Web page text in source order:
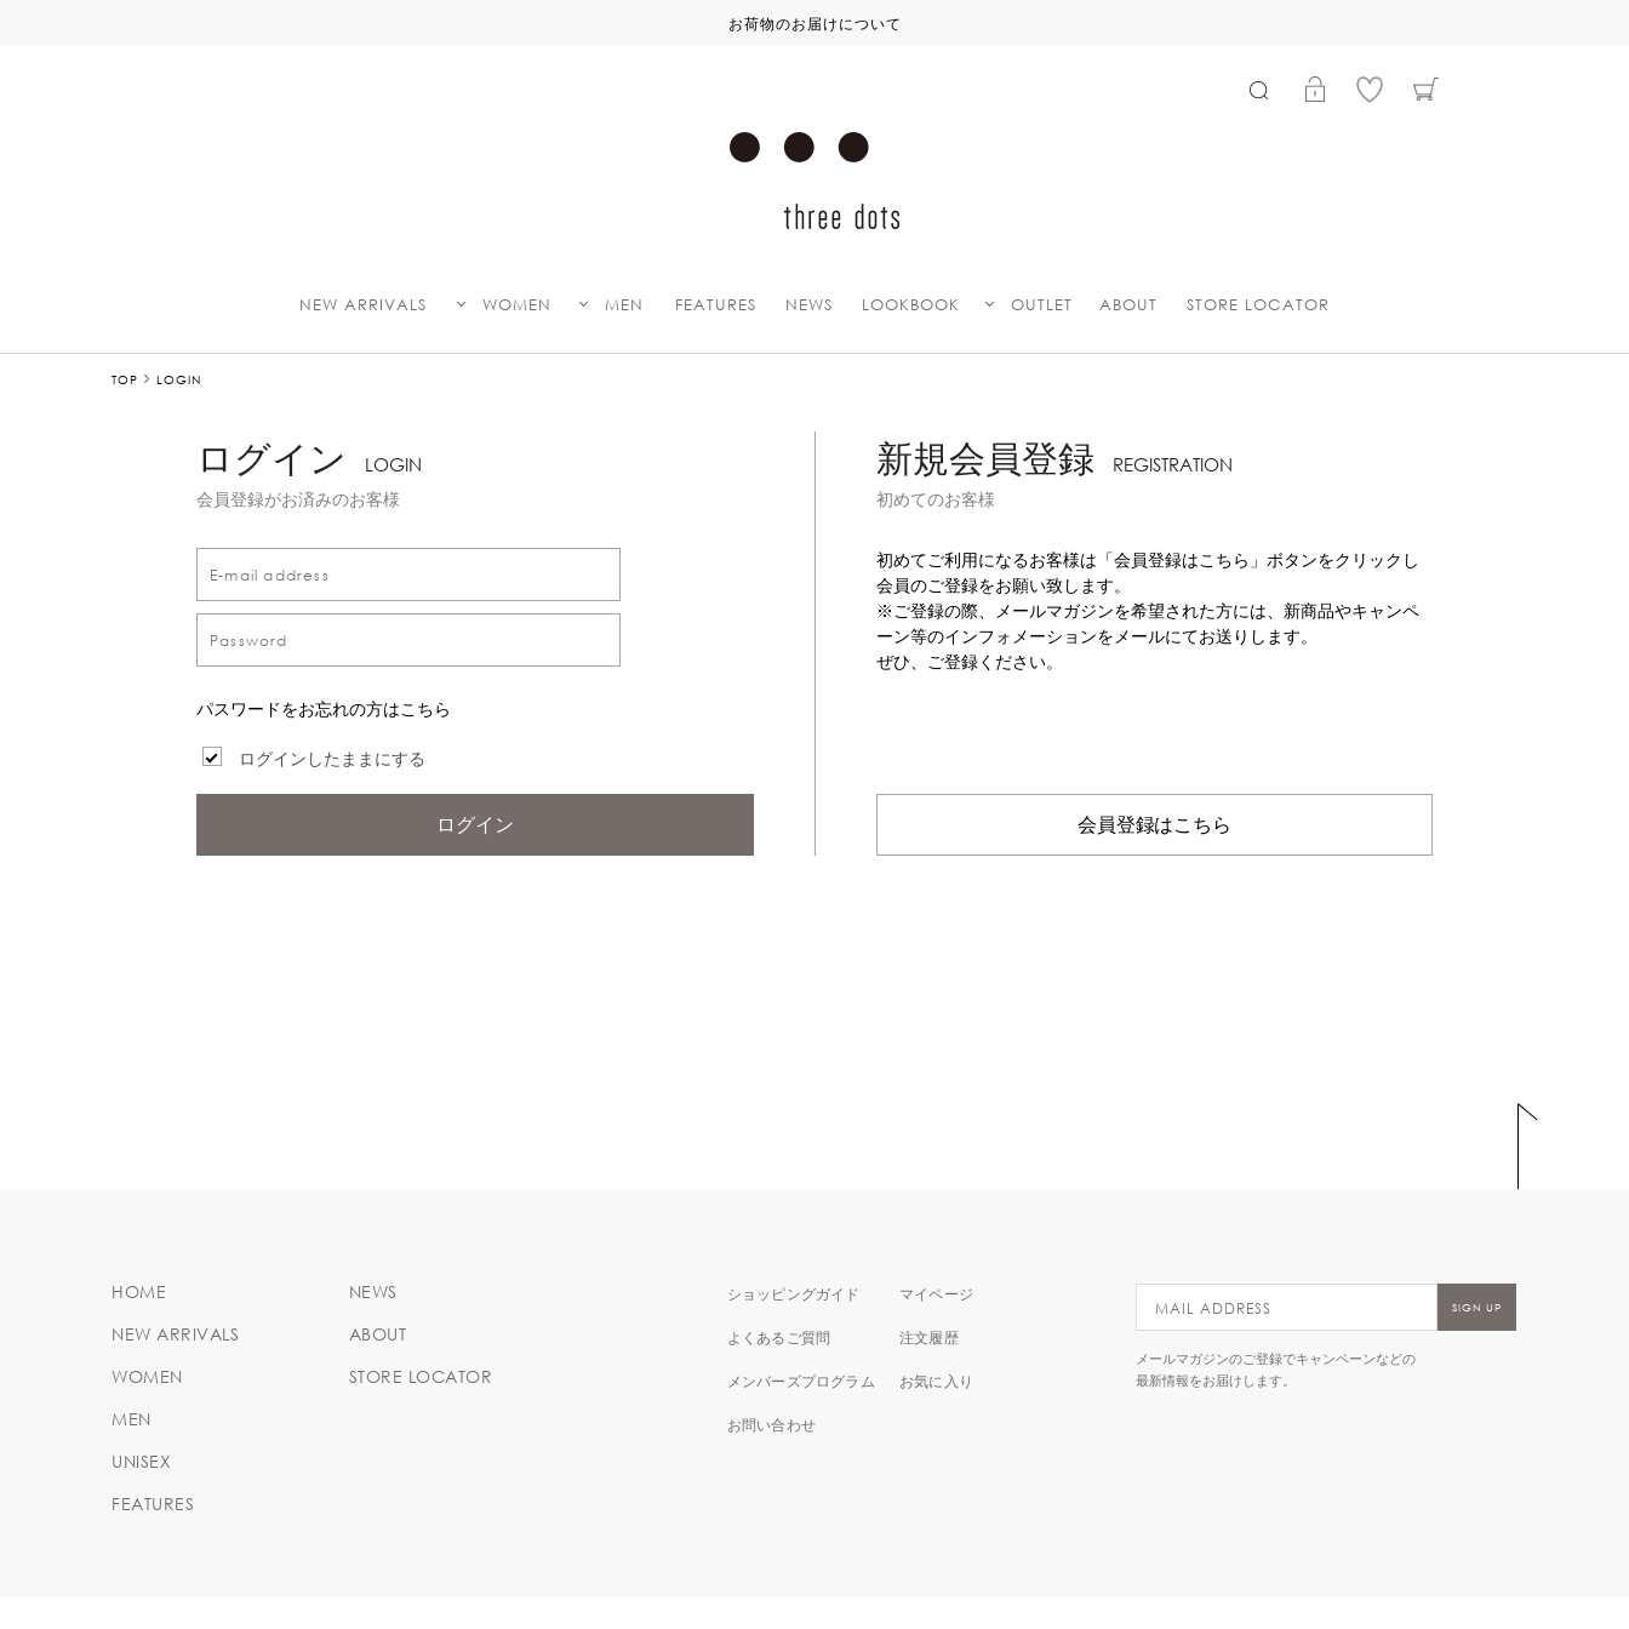
お荷物のお届けについて
NEW ARRIVALS WOMEN MEN FEATURES NEWS LOOKBOOK OUTLET ABOUT STORE LOCATOR
TOP LOGIN
ログイン LOGIN
会員登録がお済みのお客様
パスワードをお忘れの方はこちら
ログインしたままにする
ログイン
新規会員登録 REGISTRATION
初めてのお客様
初めてご利用になるお客様は「会員登録はこちら」ボタンをクリックし
会員のご登録をお願い致します。
※ご登録の際、メールマガジンを希望された方には、新商品やキャンペ
ーン等のインフォメーションをメールにてお送りします。
ぜひ、ご登録ください。
会員登録はこちら
HOME
NEW ARRIVALS
WOMEN
MEN
UNISEX
FEATURES
NEWS
ABOUT
STORE LOCATOR
ショッピングガイド
よくあるご質問
メンバーズプログラム
お問い合わせ
マイページ
注文履歴
お気に入り
メールマガジンのご登録でキャンペーンなどの
最新情報をお届けします。